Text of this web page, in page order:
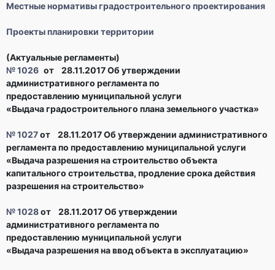
Местные нормативы градостроительного проектирования
Проекты планировки территории
(Актуальные регламенты)
№ 1026 от 28.11.2017 Об утверждении
административного регламента по
предоставлению муниципальной услуги
«Выдачаградостроительного плана земельного участка»
№ 1027от 28.11.2017Об утверждении административного
регламента по предоставлению муниципальной услуги
«Выдача разрешения на строительство объекта
капитального строительства, продление срока действия
разрешения на строительство»
№ 1028от 28.11.2017 Об утверждении
административного регламента по
предоставлению муниципальной услуги
«Выдачаразрешения на ввод объектав эксплуатацию»